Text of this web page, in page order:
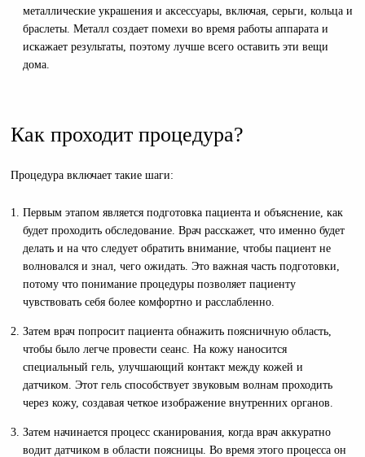
металлические украшения и аксессуары, включая, серьги, кольца и
браслеты. Металл создает помехи во время работы аппарата и
искажает результаты, поэтому лучше всего оставить эти вещи
дома.
Как проходит процедура?
Процедура включает такие шаги:
Первым этапом является подготовка пациента и объяснение, как
будет проходить обследование. Врач расскажет, что именно будет
делать и на что следует обратить внимание, чтобы пациент не
волновался и знал, чего ожидать. Это важная часть подготовки,
потому что понимание процедуры позволяет пациенту
чувствовать себя более комфортно и расслабленно.
Затем врач попросит пациента обнажить поясничную область,
чтобы было легче провести сеанс. На кожу наносится
специальный гель, улучшающий контакт между кожей и
датчиком. Этот гель способствует звуковым волнам проходить
через кожу, создавая четкое изображение внутренних органов.
Затем начинается процесс сканирования, когда врач аккуратно
водит датчиком в области поясницы. Во время этого процесса он